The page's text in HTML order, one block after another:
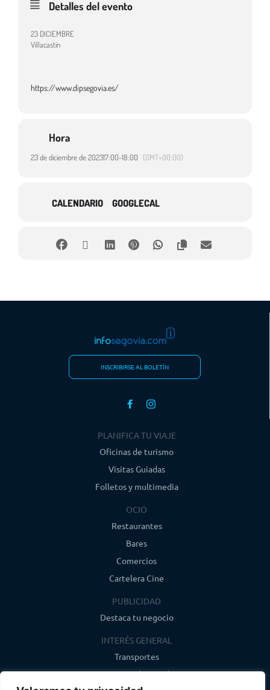
Detalles del evento
23 DICIEMBRE
Villacastín
https://www.dipsegovia.es/
Hora
23 de diciembre de 202317:00-18:00 (GMT+00:00)
CALENDARIO GOOGLECAL
INSCRIBIRSE AL BOLETÍN
PLANIFICA TU VIAJE
Oficinas de turismo
Visitas Guiadas
Folletos y multimedia
OCIO
Restaurantes
Bares
Comercios
Cartelera Cine
PUBLICIDAD
Destaca tu negocio
INTERÉS GENERAL
Transportes
Farmacias de guardia